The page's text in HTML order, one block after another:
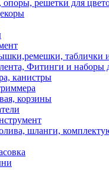
опоры, решетки для
таблички
Фитинги и наборы
канистры
корзины
шланги,